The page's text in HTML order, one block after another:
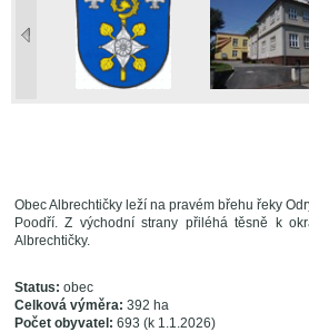
Obec Albrechtičky leží na pravém břehu řeky
Poodří. Z východní strany přiléhá těsně k
Albrechtičky.
Status: obec
Celková výměra: 392 ha
Počet obyvatel: 693 (k 1.1.2026)